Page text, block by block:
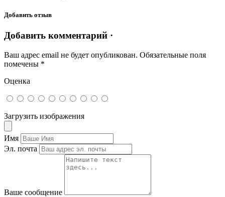
Добавить отзыв
Добавить комментарий ·
Ваш адрес email не будет опубликован. Обязательные поля
помечены *
Оценка
Загрузить изображения
Имя
Эл. почта
Ваше сообщение